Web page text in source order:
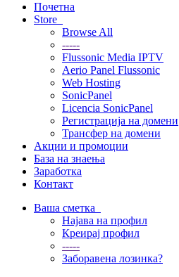
Почетна
Store
Browse All
-----
Flussonic Media IPTV
Aerio Panel Flussonic
Web Hosting
SonicPanel
Licencia SonicPanel
Регистрација на домени
Трансфер на домени
Акции и промоции
База на знаења
Заработка
Контакт
Ваша сметка
Најава на профил
Креирај профил
-----
Заборавена лозинка?